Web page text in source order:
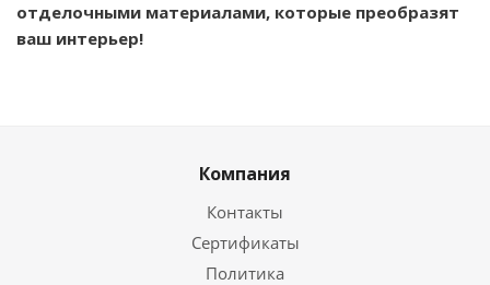
отделочными материалами, которые преобразят
ваш интерьер!
Компания
Контакты
Сертификаты
Политика